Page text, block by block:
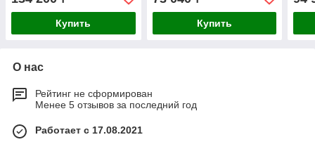
Купить Купить
О нас
Рейтинг не сформирован
Менее 5 отзывов за последний год
Работает с 17.08.2021